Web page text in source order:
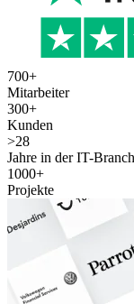
700+
Mitarbeiter
300+
Kunden
>28
Jahre in der IT-
1000+
Projekte